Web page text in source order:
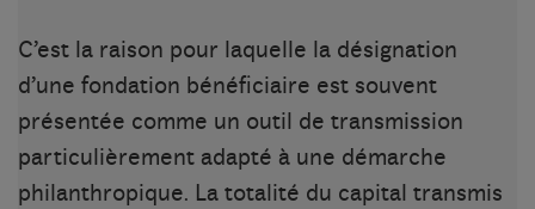
C’est la raison pour laquelle la désignation
d’une fondation bénéficiaire est souvent
présentée comme un outil de transmission
particulièrement adapté à une démarche
philanthropique. La totalité du capital transmis